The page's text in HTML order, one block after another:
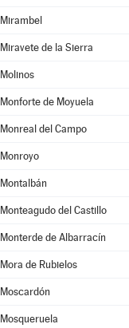
Mirambel
Miravete de la Sierra
Molinos
Monforte de Moyuela
Monreal del Campo
Monroyo
Montalbán
Monteagudo del Castillo
Monterde de Albarracín
Mora de Rubielos
Moscardón
Mosqueruela